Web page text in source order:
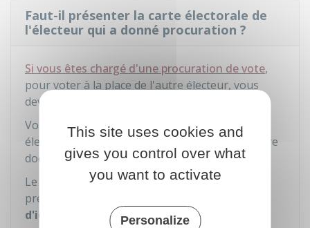
Faut-il présenter la carte électorale de
l'électeur qui a donné procuration ?
Si vous êtes chargé d'une procuration de vote,
pour voter à la place de l'autre électeur, vous
devez vous rendre à son bureau de vote.
Vous n'avez pas besoin de présenter sa carte
électorale pour voter à sa place, ni d'aucun autre
document le concernant.
Le seul document que vous avez besoin de
présenter au bureau de vote est
d'identité
This site uses cookies and
gives you control over what
you want to activate
Personalize